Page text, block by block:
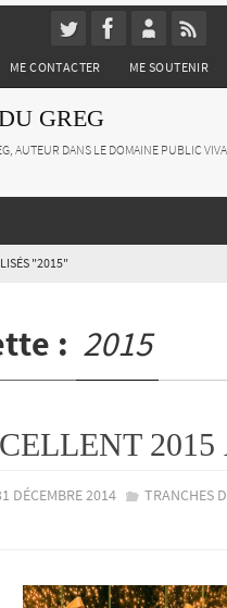
ME CONTACTER ME SOUTENIR
GREG
AUTEUR DANS LE DOMAINE PUBLIC
"2015"
: 2015
2015
DÉCEMBRE 2014
TRANCHES